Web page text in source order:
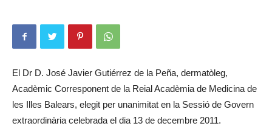
El Dr D. José Javier Gutiérrez de la Peña, dermatòleg,
Acadèmic Corresponent de la Reial Acadèmia de Medicina de
les Illes Balears, elegit per unanimitat en la Sessió de Govern
extraordinària celebrada el dia 13 de decembre 2011.